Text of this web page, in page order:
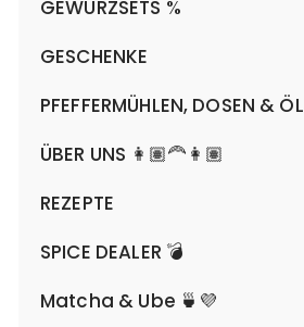
GEWÜRZSETS %
Menü
maximieren
GESCHENKE
Menü
maximieren
PFEFFERMÜHLEN, DOSEN & ÖL
Menü
maximieren
ÜBER UNS 👩🏽‍🦰👩🏽
REZEPTE
SPICE DEALER 💣
Matcha & Ube 🍵💜